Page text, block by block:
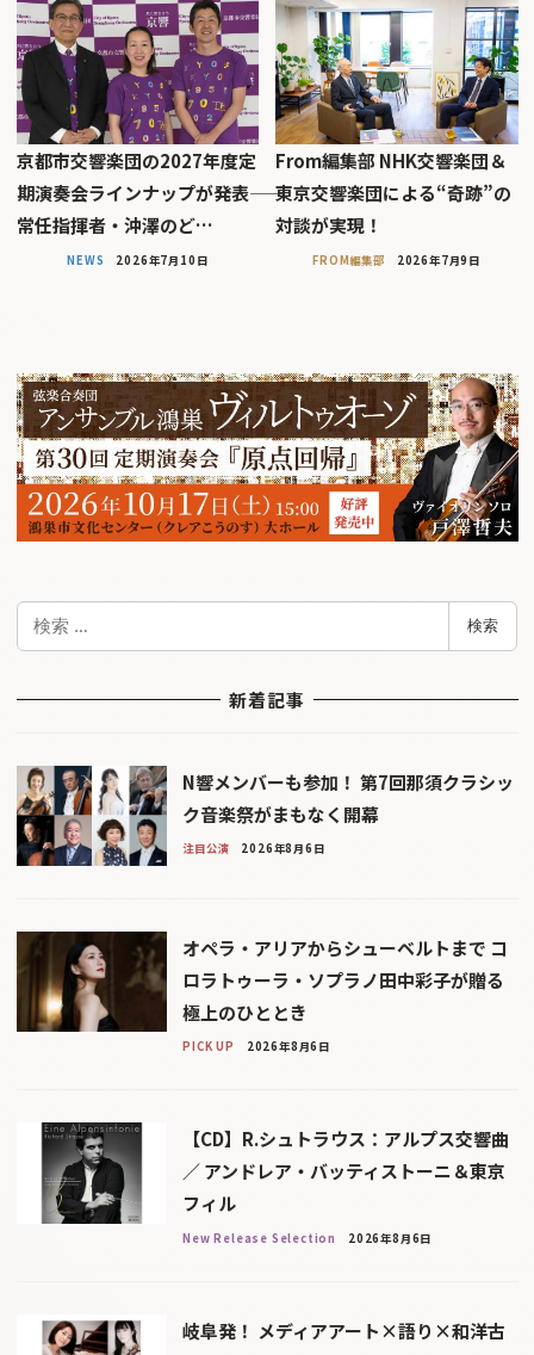
京都市交響楽団の2027年度定
期演奏会ラインナップが発表――
常任指揮者・沖澤のど…
NEWS 2026年7月10日
From編集部 NHK交響楽団＆
東京交響楽団による“奇跡”の
対談が実現！
FROM編集部 2026年7月9日
検
検索
新着記事
N響メンバーも参加！ 第7回那須クラシッ
ク音楽祭がまもなく開幕
注目公演 2026年8月6日
オペラ・アリアからシューベルトまで コ
ロラトゥーラ・ソプラノ田中彩子が贈る
極上のひととき
PICK UP 2026年8月6日
【CD】R.シュトラウス：アルプス交響曲
／ アンドレア・バッティストーニ＆東京
フィル
New Release Selection 2026年8月6日
岐阜発！ メディアアート×語り×和洋古